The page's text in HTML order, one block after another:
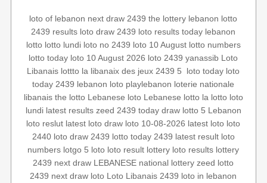
loto of lebanon next draw 2439 the lottery lebanon lotto
2439 results loto draw 2439 loto results today lebanon
lotto lotto lundi loto no 2439 loto 10 August lotto numbers
lotto today loto 10 August 2026 loto 2439 yanassib Loto
Libanais lottto la libanaix des jeux 2439 5 loto today loto
today 2439 lebanon loto playlebanon loterie nationale
libanais the lotto Lebanese loto Lebanese lotto la lotto loto
lundi latest results zeed 2439 today draw lotto 5 Lebanon
loto reslut latest loto draw loto 10-08-2026 latest loto loto
2440 loto draw 2439 lotto today 2439 latest result loto
numbers lotgo 5 loto loto result lottery loto results lottery
2439 next draw LEBANESE national lottery zeed lotto
2439 next draw loto Loto Libanais 2439 loto in lebanon